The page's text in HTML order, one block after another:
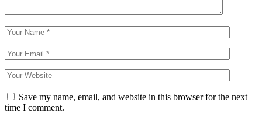
Save my name, email, and website in this browser for the next
time I comment.